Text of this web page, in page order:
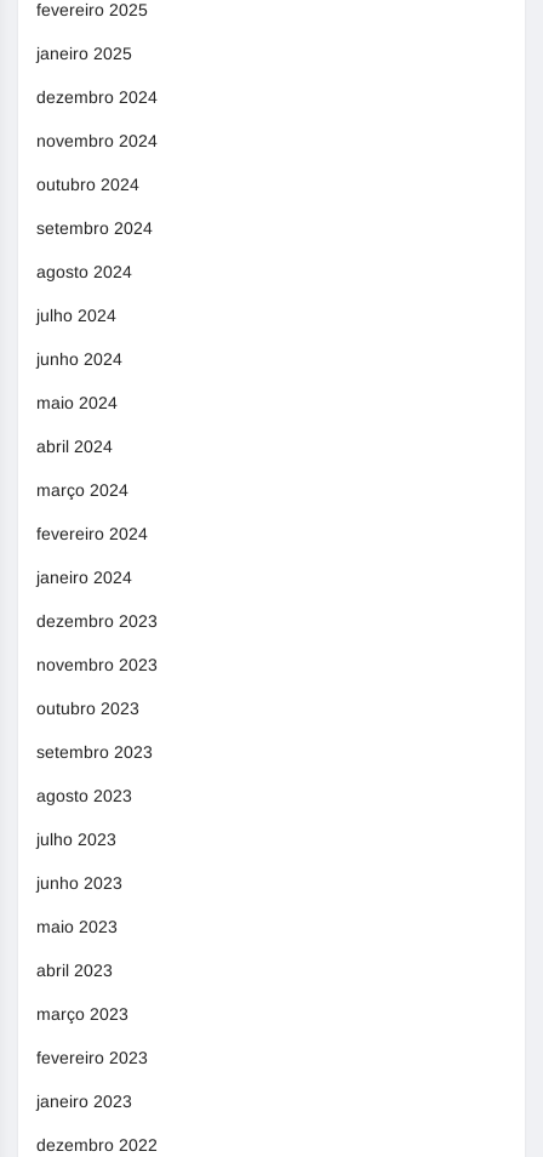
fevereiro 2025
janeiro 2025
dezembro 2024
novembro 2024
outubro 2024
setembro 2024
agosto 2024
julho 2024
junho 2024
maio 2024
abril 2024
março 2024
fevereiro 2024
janeiro 2024
dezembro 2023
novembro 2023
outubro 2023
setembro 2023
agosto 2023
julho 2023
junho 2023
maio 2023
abril 2023
março 2023
fevereiro 2023
janeiro 2023
dezembro 2022